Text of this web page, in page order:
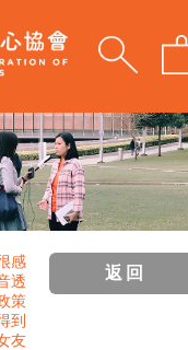
感
透
策
到
友
返回